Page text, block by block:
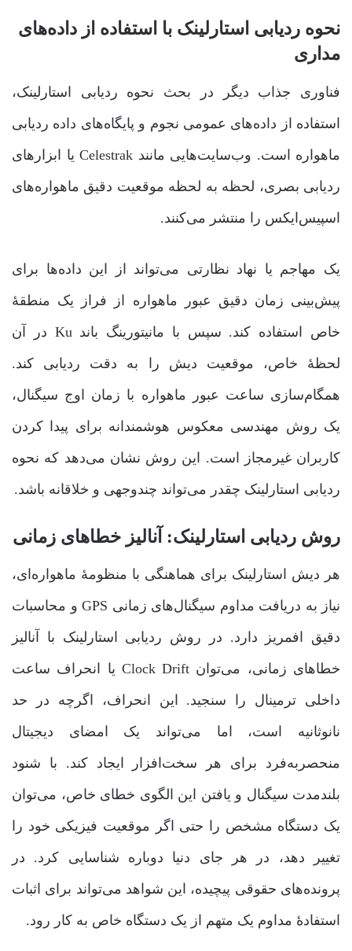
نحوه ردیابی استارلینک با استفاده از داده‌های
مداری
فناوری جذاب دیگر در بحث نحوه ردیابی استارلینک،
استفاده از داده‌های عمومی نجوم و پایگاه‌های داده ردیابی
ماهواره است. وب‌سایت‌هایی مانند Celestrak یا ابزارهای
ردیابی بصری، لحظه به لحظه موقعیت دقیق ماهواره‌های
اسپیس‌ایکس را منتشر می‌کنند.
یک مهاجم یا نهاد نظارتی می‌تواند از این داده‌ها برای
پیش‌بینی زمان دقیق عبور ماهواره از فراز یک منطقۀ
خاص استفاده کند. سپس با مانیتورینگ باند Ku در آن
لحظۀ خاص، موقعیت دیش را به دقت ردیابی کند.
همگام‌سازی ساعت عبور ماهواره با زمان اوج سیگنال،
یک روش مهندسی معکوس هوشمندانه برای پیدا کردن
کاربران غیرمجاز است. این روش نشان می‌دهد که نحوه
ردیابی استارلینک چقدر می‌تواند چندوجهی و خلاقانه باشد.
روش ردیابی استارلینک: آنالیز خطاهای زمانی
هر دیش استارلینک برای هماهنگی با منظومۀ ماهواره‌ای،
نیاز به دریافت مداوم سیگنال‌های زمانی GPS و محاسبات
دقیق افمریز دارد. در روش ردیابی استارلینک با آنالیز
خطاهای زمانی، می‌توان Clock Drift یا انحراف ساعت
داخلی ترمینال را سنجید. این انحراف، اگرچه در حد
نانوثانیه است، اما می‌تواند یک امضای دیجیتال
منحصربه‌فرد برای هر سخت‌افزار ایجاد کند. با شنود
بلندمدت سیگنال و یافتن این الگوی خطای خاص، می‌توان
یک دستگاه مشخص را حتی اگر موقعیت فیزیکی خود را
تغییر دهد، در هر جای دنیا دوباره شناسایی کرد. در
پرونده‌های حقوقی پیچیده، این شواهد می‌تواند برای اثبات
استفادۀ مداوم یک متهم از یک دستگاه خاص به کار رود.